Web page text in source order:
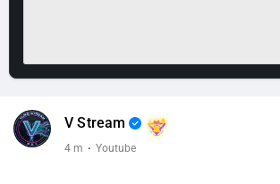
V Stream
4 m · Youtube